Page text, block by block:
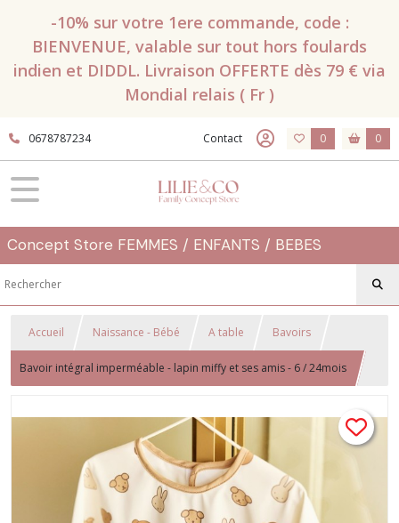
-10% sur votre 1ere commande, code :
BIENVENUE, valable sur tout hors foulards
indien et DIDDL. Livraison OFFERTE dès 79 € via
Mondial relais ( Fr )
0678787234 Contact 0 0
Concept Store FEMMES / ENFANTS / BEBES
Accueil Naissance - Bébé A table Bavoirs
Bavoir intégral imperméable - lapin miffy et ses amis - 6 / 24mois